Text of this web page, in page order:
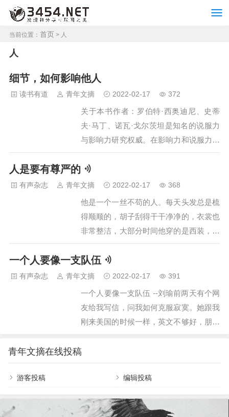
当前位置： 首页 > 人
人
细节，如何影响他人
读书有道 青年文摘 2022-02-17 372
关于本书作者：罗伯特·西奥迪尼、史蒂
夫·马丁、诺瓦·戈尔茨坦是知名的说服力
与影响力研究权威。在影响力和说服力领
域，罗伯特·西奥迪尼的著作《影响力》
已被翻译成26种语言，在全球售出了200
万册，并被《财富》杂志评选的75本必读
的最睿智的图书之一。他们共同写作畅销
书籍曾获得英国皇家学会奖。关于本书：
今天要介绍的书，名叫《细节》，副标题
small big”。small是小的意思，big是大，
本…
人是要有尊严的
有声杂志 青年文摘 2022-02-17 368
他是一个一丝不苟的人。每天头发总是梳
得顺顺的，胡子刮得干干净净的，衣裳也
非常整洁，大部分时间他穿的是西装，还
要打上领带。 但他是中国一个农民，家
里有十多亩地，一个小型的养猪场，每天
有干不完的活。在田里干活的时候，他当
然不会穿西装，是一身军绿的棉布衣。别
的农民干活累了，会坐在田埂上，点上
烟。而他坐在一张休闲凳上，慢慢地喝
导，在村里开座谈会，他也在场。领导就
一直看着这个穿西装、十分严谨的农民…
一个人要像一支队伍
有声杂志 青年文摘 2022-02-17 391
一个人要像一支队伍 --刘瑜前两天有个网
友给我写信，问我如何克服寂寞。她跟我
刚来美国的时候一样，英文不够好，朋友
每天学校、家、图书馆、gym、几点一
线”。我说我没什么好办法，因为我从来
就没有克服过这个问题。这些年来我学会
种残疾。快乐这件事，有很多不以主观意
青年文摘在线投稿
游客投稿 编辑投稿